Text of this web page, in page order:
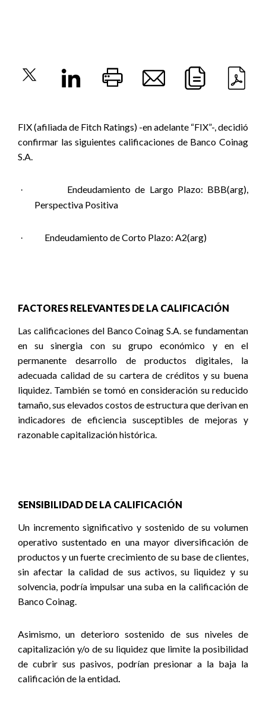
FIX (afiliada de Fitch Ratings) -en adelante “FIX”-, decidió
confirmar las siguientes calificaciones de Banco Coinag
S.A.
·
Endeudamiento de Largo Plazo: BBB(arg),
Perspectiva Positiva
· Endeudamiento de Corto Plazo: A2(arg)
FACTORES RELEVANTES DE LA CALIFICACIÓN
Las calificaciones del Banco Coinag S.A. se fundamentan
en su sinergia con su grupo económico y en el
permanente desarrollo de productos digitales, la
adecuada calidad de su cartera de créditos y su buena
liquidez. También se tomó en consideración su reducido
tamaño, sus elevados costos de estructura que derivan en
indicadores de eficiencia susceptibles de mejoras y
razonable capitalización histórica.
SENSIBILIDAD DE LA CALIFICACIÓN
Un incremento significativo y sostenido de su volumen
operativo sustentado en una mayor diversificación de
productos y un fuerte crecimiento de su base de clientes,
sin afectar la calidad de sus activos, su liquidez y su
solvencia, podría impulsar una suba en la calificación de
Banco Coinag.
Asimismo, un deterioro sostenido de sus niveles de
capitalización y/o de su liquidez que limite la posibilidad
de cubrir sus pasivos, podrían presionar a la baja la
calificación de la entidad.